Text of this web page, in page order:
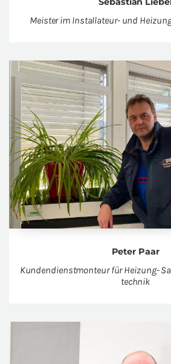
Meis­ter im In­stal­la­teur- und
Peter Paar
Kun­den­dienst­mon­teur für Hei­zung-
tech­nik